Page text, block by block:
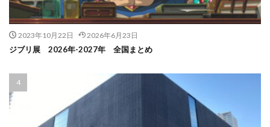
2023年10月22日 2026年6月23日
ジブリ展 2026年-2027年 全国まとめ